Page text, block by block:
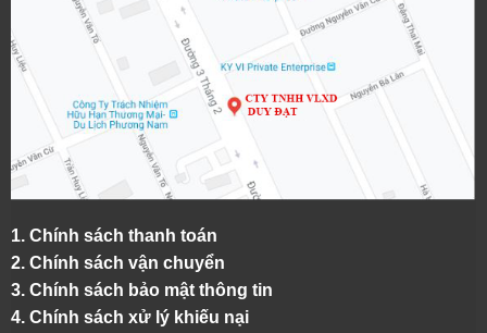
1. Chính sách thanh toán
2. Chính sách vận chuyển
3. Chính sách bảo mật thông tin
4. Chính sách xử lý khiếu nại